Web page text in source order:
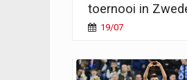
toernooi in
19/07